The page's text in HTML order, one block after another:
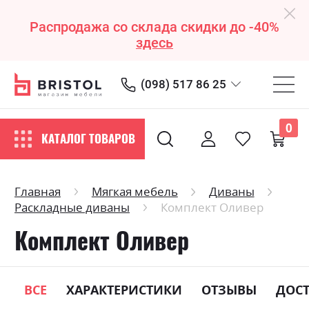
Распродажа со склада скидки до -40%
здесь
(098) 517 86 25
КАТАЛОГ ТОВАРОВ
0
Главная Мягкая мебель
Диваны
Раскладные диваны
Комплект Оливер
Комплект Оливер
ВСЕ ХАРАКТЕРИСТИКИ ОТЗЫВЫ